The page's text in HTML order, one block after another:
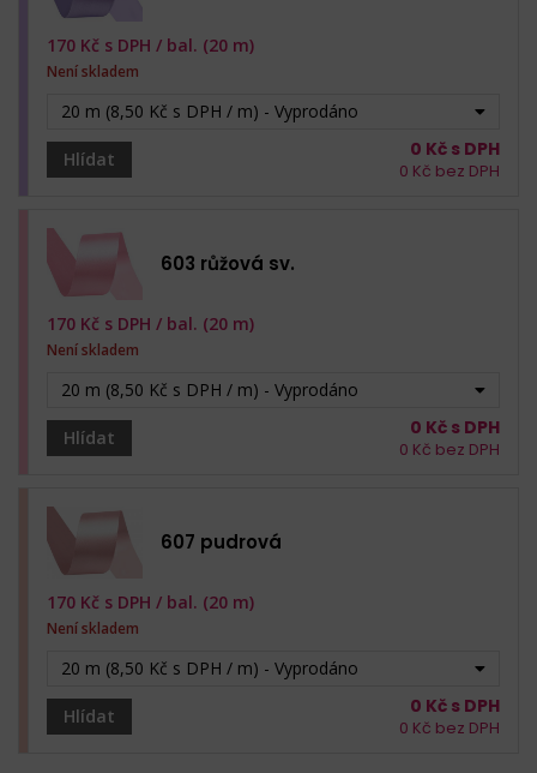
20 m (8,50 Kč s DPH / m) - Vyprodáno
Hlídat
170 Kč s DPH / bal. (20 m)
Není skladem
0 Kč s DPH
0 Kč bez DPH
603 růžová sv.
20 m (8,50 Kč s DPH / m) - Vyprodáno
Hlídat
170 Kč s DPH / bal. (20 m)
Není skladem
0 Kč s DPH
0 Kč bez DPH
607 pudrová
20 m (8,50 Kč s DPH / m) - Vyprodáno
Hlídat
170 Kč s DPH / bal. (20 m)
Není skladem
0 Kč s DPH
0 Kč bez DPH